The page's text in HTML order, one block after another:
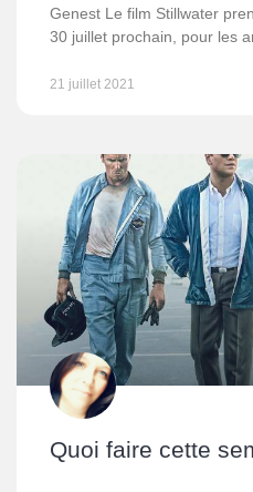
Genest Le film Stillwater
30 juillet prochain, pour les
21 juillet 2021
Quoi faire cette